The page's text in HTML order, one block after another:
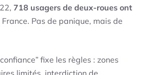
718 usagers de deux-roues ont
France. Pas de panique, mais de
fixe les règles : zones